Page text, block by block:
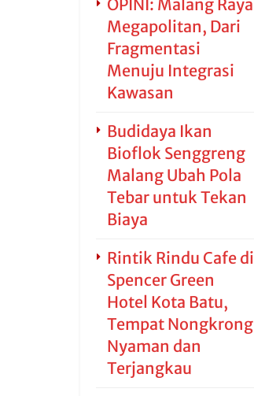
OPINI: Malang Raya
Megapolitan, Dari
Fragmentasi
Menuju Integrasi
Kawasan
Budidaya Ikan
Bioflok Senggreng
Malang Ubah Pola
Tebar untuk Tekan
Biaya
Rintik Rindu Cafe di
Spencer Green
Hotel Kota Batu,
Tempat Nongkrong
Nyaman dan
Terjangkau